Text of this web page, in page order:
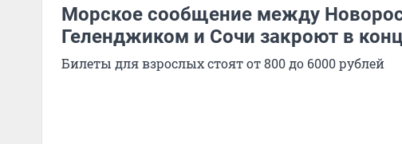
Морское сообщение между
Геленджиком и Сочи закроют в
Билеты для взрослых стоят от 800 до 6000 рублей